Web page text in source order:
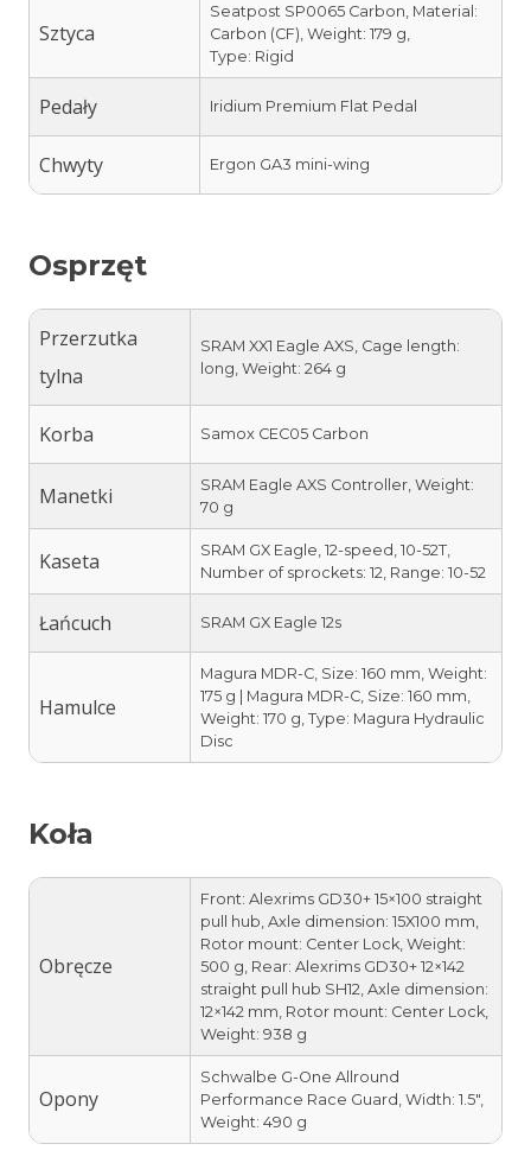
Sztyca
Seatpost SP0065 Carbon, Material:
Carbon (CF), Weight: 179 g,
Type: Rigid
Pedały Iridium Premium Flat Pedal
Chwyty Ergon GA3 mini-wing
Osprzęt
Przerzutka
tylna
SRAM XX1 Eagle AXS, Cage length:
long, Weight: 264 g
Korba Samox CEC05 Carbon
Manetki
SRAM Eagle AXS Controller, Weight:
70 g
Kaseta
SRAM GX Eagle, 12-speed, 10-52T,
Number of sprockets: 12, Range: 10-52
Łańcuch SRAM GX Eagle 12s
Hamulce
Magura MDR-C, Size: 160 mm, Weight:
175 g | Magura MDR-C, Size: 160 mm,
Weight: 170 g, Type: Magura Hydraulic
Disc
Koła
Obręcze
Front: Alexrims GD30+ 15×100 straight
pull hub, Axle dimension: 15X100 mm,
Rotor mount: Center Lock, Weight:
500 g, Rear: Alexrims GD30+ 12×142
straight pull hub SH12, Axle dimension:
12×142 mm, Rotor mount: Center Lock,
Weight: 938 g
Opony
Schwalbe G-One Allround
Performance Race Guard, Width: 1.5″,
Weight: 490 g